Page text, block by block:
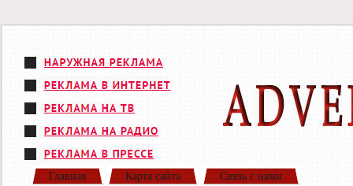
Главная Карта сайта Связь с нами